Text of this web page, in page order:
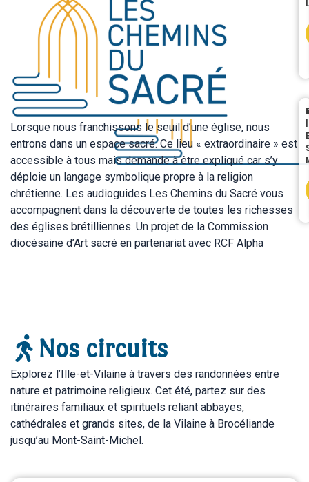
Lorsque nous franchissons le seuil d’une église, nous
entrons dans un espace sacré. Ce lieu « extraordinaire » est
accessible à tous mais demande à être expliqué car s’y
déploie un langage symbolique propre à la religion
chrétienne. Les audioguides Les Chemins du Sacré vous
accompagnent dans la découverte de toutes les richesses
des églises brétilliennes. Un projet de la Commission
diocésaine d’Art sacré en partenariat avec RCF Alpha
Nos circuits
Explorez l’Ille-et-Vilaine à travers des randonnées entre
nature et patrimoine religieux. Cet été, partez sur des
itinéraires familiaux et spirituels reliant abbayes,
cathédrales et grands sites, de la Vilaine à Brocéliande
jusqu’au Mont-Saint-Michel.